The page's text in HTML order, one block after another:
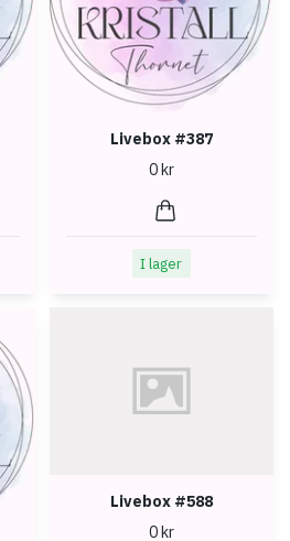
Livebox #387
0 kr
I lager
Livebox #588
0 kr